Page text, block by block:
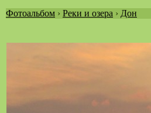
здесь
Фотоальбом › Реки и озера › Дон